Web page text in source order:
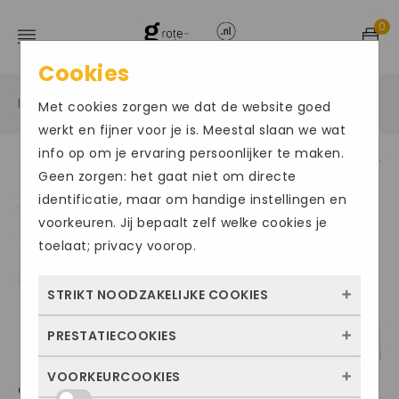
0
Home / Grote maten damesschoenen / Sneakers
GABOR1287
Cookies
Met cookies zorgen we dat de website goed
werkt en fijner voor je is. Meestal slaan we wat
info op om je ervaring persoonlijker te maken.
Geen zorgen: het gaat niet om directe
identificatie, maar om handige instellingen en
voorkeuren. Jij bepaalt zelf welke cookies je
toelaat; privacy voorop.
STRIKT NOODZAKELIJKE COOKIES
Deze cookies zorgen ervoor dat de website
kunnen niet worden uitgezet. Meestal
PRESTATIECOOKIES
Met deze cookies zien we hoe vaak onze
VOORKEURCOOKIES